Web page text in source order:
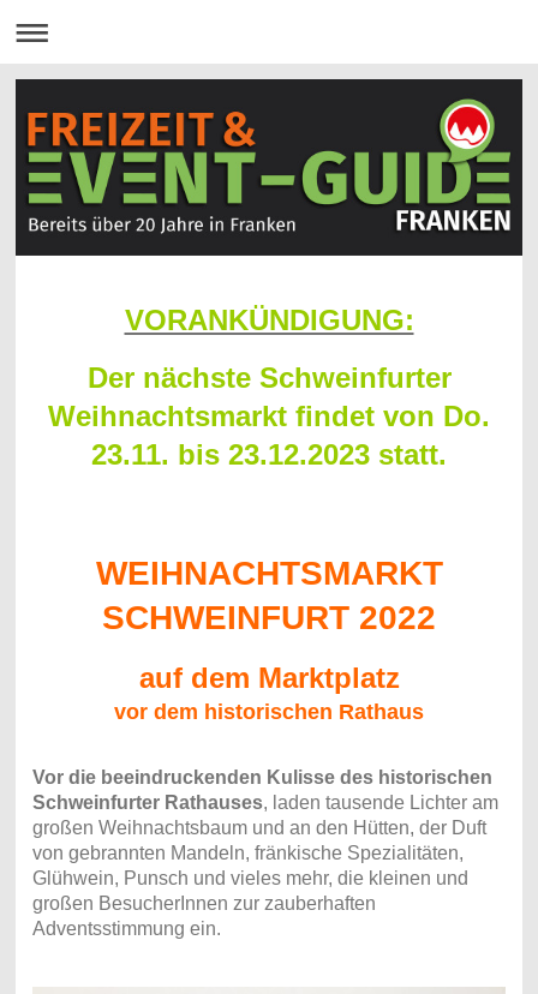
VORANKÜNDIGUNG:
Der nächste Schweinfurter
Weihnachtsmarkt findet von Do.
23.11. bis 23.12.2023 statt.
WEIHNACHTSMARKT
SCHWEINFURT 2022
auf dem Marktplatz
vor dem historischen Rathaus
Vor die beeindruckenden Kulisse des historischen
Schweinfurter Rathauses, laden tausende Lichter am
großen Weihnachtsbaum und an den Hütten, der Duft
von gebrannten Mandeln, fränkische Spezialitäten,
Glühwein, Punsch und vieles mehr, die kleinen und
großen BesucherInnen zur zauberhaften
Adventsstimmung ein.